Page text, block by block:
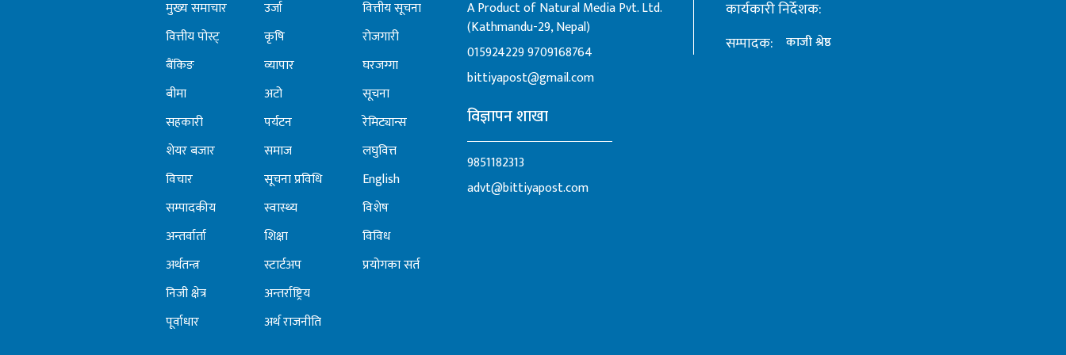
निर्देशन...
मुख्य समाचार
वित्तीय पोस्ट्
बैंकिङ
बीमा
सहकारी
शेयर बजार
विचार
सम्पादकीय
अन्तर्वार्ता
अर्थतन्त्र
निजी क्षेत्र
पूर्वाधार
उर्जा
कृषि
व्यापार
अटो
पर्यटन
समाज
सूचना प्रविधि
स्वास्थ्य
शिक्षा
स्टार्टअप
अन्तर्राष्ट्रिय
अर्थ राजनीति
वित्तीय सूचना
रोजगारी
घरजग्गा
सूचना
रेमिट्यान्स
लघुवित्त
English
विशेष
विविध
प्रयोगका सर्त
A Product of Natural Media Pvt. Ltd.
(Kathmandu-29, Nepal)
0159242299709168764
bittiyapost@gmail.com
विज्ञापन शाखा
9851182313
advt@bittiyapost.com
कार्यकारी निर्देशक:
सम्पादक:
काजी श्रेष्ठ